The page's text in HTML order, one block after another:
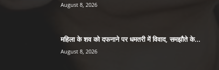
August 8, 2026
महिला के शव को दफनाने पर धमतरी में विवाद, समझौते के...
August 8, 2026